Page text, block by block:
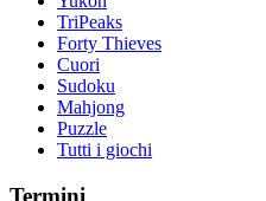
TriPeaks
Forty Thieves
Cuori
Sudoku
Mahjong
Puzzle
Tutti i giochi
Termini